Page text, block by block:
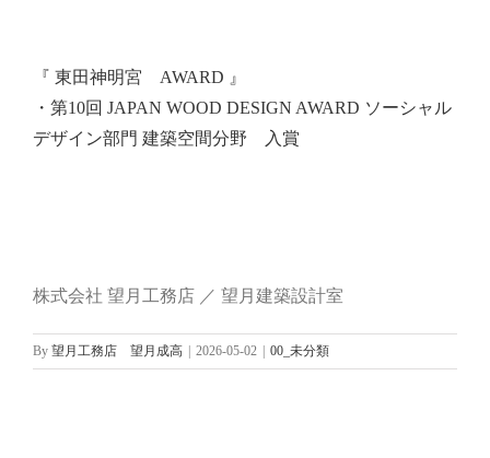
『 東田神明宮 AWARD 』
・第10回 JAPAN WOOD DESIGN AWARD ソーシャル
デザイン部門 建築空間分野 入賞
株式会社 望月工務店 ／ 望月建築設計室
By 望月工務店 望月成高 2026-05-02 00_未分類